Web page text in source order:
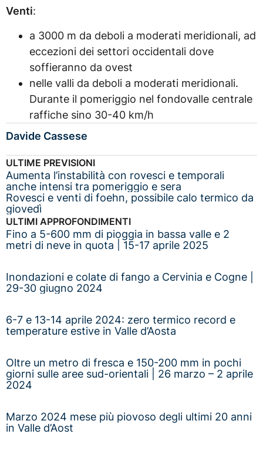
Venti:
a 3000 m da deboli a moderati meridionali, ad
eccezioni dei settori occidentali dove
soffieranno da ovest
nelle valli da deboli a moderati meridionali.
Durante il pomeriggio nel fondovalle centrale
raffiche sino 30-40 km/h
Davide Cassese
ULTIME PREVISIONI
Aumenta l’instabilità con rovesci e temporali
anche intensi tra pomeriggio e sera
Rovesci e venti di foehn, possibile calo termico da
giovedì
ULTIMI APPROFONDIMENTI
Fino a 5-600 mm di pioggia in bassa valle e 2
metri di neve in quota | 15-17 aprile 2025
Inondazioni e colate di fango a Cervinia e Cogne |
29-30 giugno 2024
6-7 e 13-14 aprile 2024: zero termico record e
temperature estive in Valle d’Aosta
Oltre un metro di fresca e 150-200 mm in pochi
giorni sulle aree sud-orientali | 26 marzo – 2 aprile
2024
Marzo 2024 mese più piovoso degli ultimi 20 anni
in Valle d’Aost